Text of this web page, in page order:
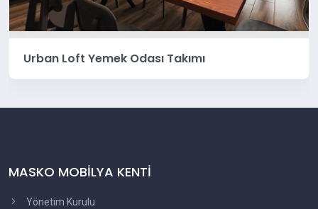
Urban Loft Yemek Odası Takımı
MASKO MOBİLYA KENTİ
Yönetim Kurulu